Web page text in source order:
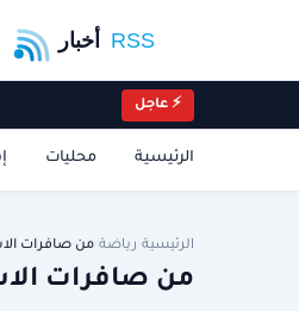
⚡ عاجل
الرئيسية محليات
الرئيسية رياضة من صافرات
من صافرات